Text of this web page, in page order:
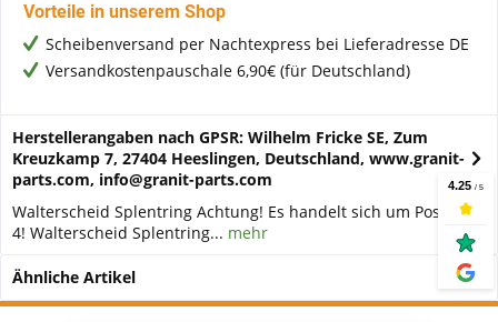
Vorteile in unserem Shop
Scheibenversand per Nachtexpress bei Lieferadresse DE
Versandkostenpauschale 6,90€ (für Deutschland)
Herstellerangaben nach GPSR: Wilhelm Fricke SE, Zum
Kreuzkamp 7, 27404 Heeslingen, Deutschland, www.granit-
parts.com, info@granit-parts.com
Walterscheid Splentring Achtung! Es handelt sich um Position
4! Walterscheid Splentring... mehr
Ähnliche Artikel